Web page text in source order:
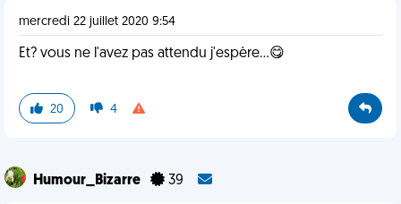
mercredi 22 juillet 2020 9:54
Et? vous ne l'avez pas attendu j'espère...😋
20 4
Humour_Bizarre 39